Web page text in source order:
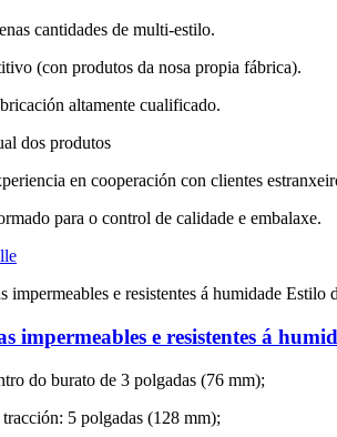
cantidades de multi-estilo.
(con produtos da nosa propia fábrica).
altamente cualificado.
dos produtos
en cooperación con clientes
para o control de calidade e embalaxe.
impermeables e resistentes á
do burato de 3 polgadas (76 mm);
5 polgadas (128 mm);